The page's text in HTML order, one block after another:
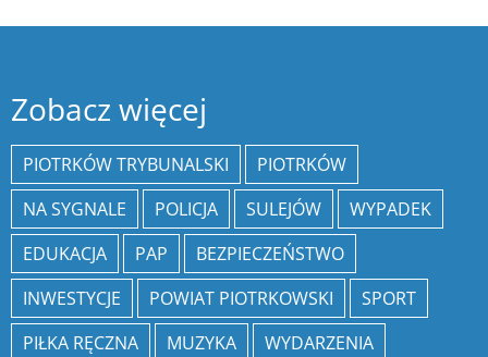
Zobacz więcej
PIOTRKÓW TRYBUNALSKI
PIOTRKÓW
NA SYGNALE
POLICJA SULEJÓW
WYPADEK
EDUKACJA
PAP
BEZPIECZEŃSTWO
INWESTYCJE
POWIAT PIOTRKOWSKI
SPORT
PIŁKA RĘCZNA
MUZYKA
WYDARZENIA